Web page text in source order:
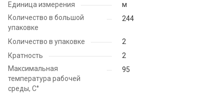
Единица измерения
м
Количество в большой
упаковке
244
Количество в упаковке
2
Кратность
2
Максимальная
температура рабочей
среды, С°
95